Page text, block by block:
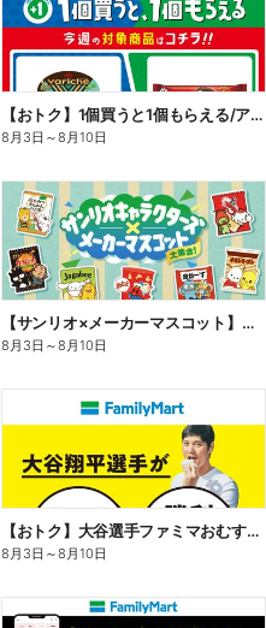
【おトク】1個買うと1個もらえる/アイス
8月3日 ～8月10日
【サンリオ×メーカーマスコット】オリジナルグッズ貰える!
8月3日 ～8月10日
【おトク】大谷選手ファミマおむすび割
8月3日 ～8月10日